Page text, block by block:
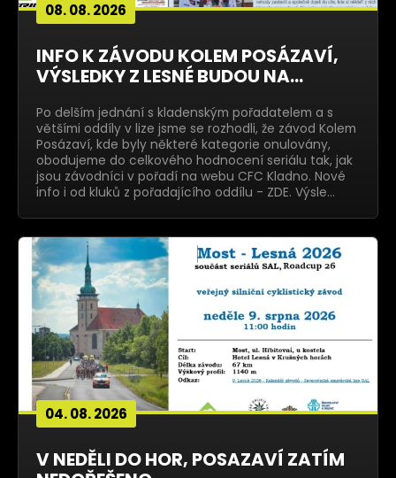
08. 08. 2026
INFO K ZÁVODU KOLEM POSÁZAVÍ,
VÝSLEDKY Z LESNÉ BUDOU NA...
Po delším jednání s kladenským pořadatelem a s
většími oddíly v lize jsme se rozhodli, že závod Kolem
Posázaví, kde byly některé kategorie onulovány,
obodujeme do celkového hodnocení seriálu tak, jak
jsou závodníci v pořadí na webu CFC Kladno. Nové
info i od kluků z pořadajícího oddílu - ZDE. Výsle…
04. 08. 2026
V NEDĚLI DO HOR, POSAZAVÍ ZATÍM